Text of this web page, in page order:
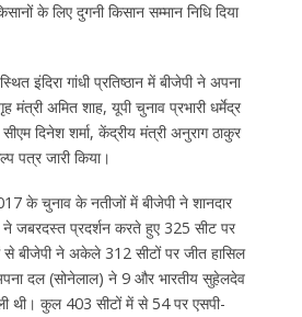
के लिए दुगनी किसान सम्मान निधि दिया
इंदिरा गांधी प्रतिष्ठान में बीजेपी ने अपना
मंत्री अमित शाह, यूपी चुनाव प्रभारी धर्मेद्र
सीएम दिनेश शर्मा, केंद्रीय मंत्री अनुराग ठाकुर
पत्र जारी किया।
के चुनाव के नतीजों में बीजेपी ने शानदार
ने जबरदस्त प्रदर्शन करते हुए 325 सीट पर
बीजेपी ने अकेले 312 सीटों पर जीत हासिल
दल (सोनेलाल) ने 9 और भारतीय सुहेलदेव
थी। कुल 403 सीटों में से 54 पर एसपी-